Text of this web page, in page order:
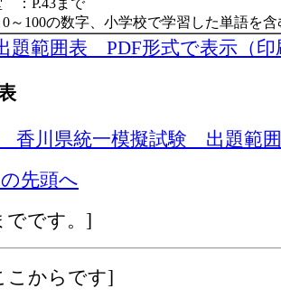
P.43まで
0～100の数字、小学校で学習した単語を
題範囲表 PDF形式で表示（印
香川県統一模擬試験 出題範
先頭へ
でです。]
こからです]